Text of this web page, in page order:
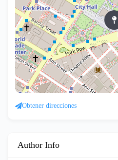
Obtener direcciones
Author Info